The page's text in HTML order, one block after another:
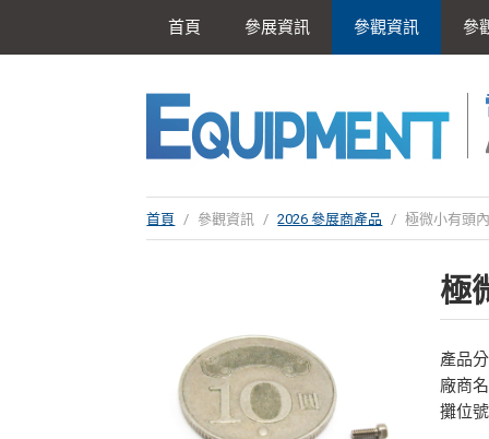
首頁 參展資訊 參觀資訊 參
首頁 / 參觀資訊 / 2026 參展商產品 / 極微小有頭
極
產品
廠商
攤位